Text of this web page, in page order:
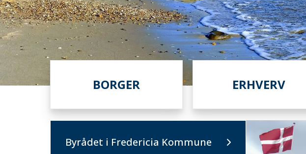
Primær
navigationBORGER ERHVERV
Byrådet i Fredericia Kommune